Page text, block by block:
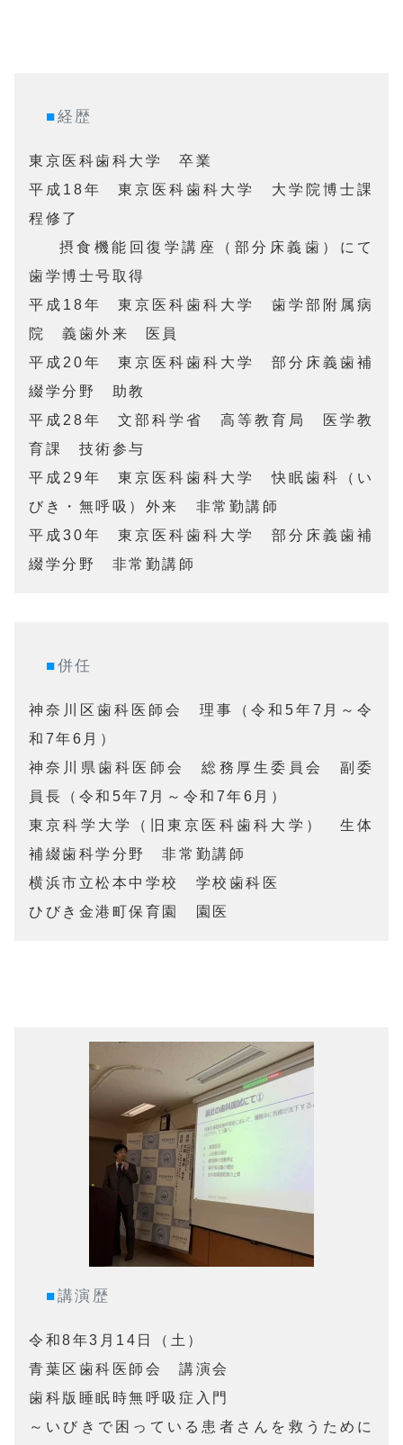
■経歴
東京医科歯科大学　卒業
平成18年	東京医科歯科大学　大学院博士課
程修了
歯学博士号取得
平成18年	東京医科歯科大学　歯学部附属病
院　義歯外来　医員
平成20年	東京医科歯科大学　部分床義歯補
綴学分野　助教
平成28年	文部科学省　高等教育局　医学教
育課　技術参与
平成29年	東京医科歯科大学　快眠歯科（い
びき・無呼吸）外来　非常勤講師
平成30年	東京医科歯科大学　部分床義歯補
綴学分野　非常勤講師
■併任
神奈川区歯科医師会　理事（令和5年7月～令
和7年6月）
神奈川県歯科医師会　総務厚生委員会　副委
員長（令和5年7月～令和7年6月）
東京科学大学（旧東京医科歯科大学）　生体
補綴歯科学分野　非常勤講師
横浜市立松本中学校　学校歯科医
ひびき金港町保育園　園医
■講演歴
令和8年3月14日（土）
青葉区歯科医師会　講演会
歯科版睡眠時無呼吸症入門
～いびきで困っている患者さんを救うために